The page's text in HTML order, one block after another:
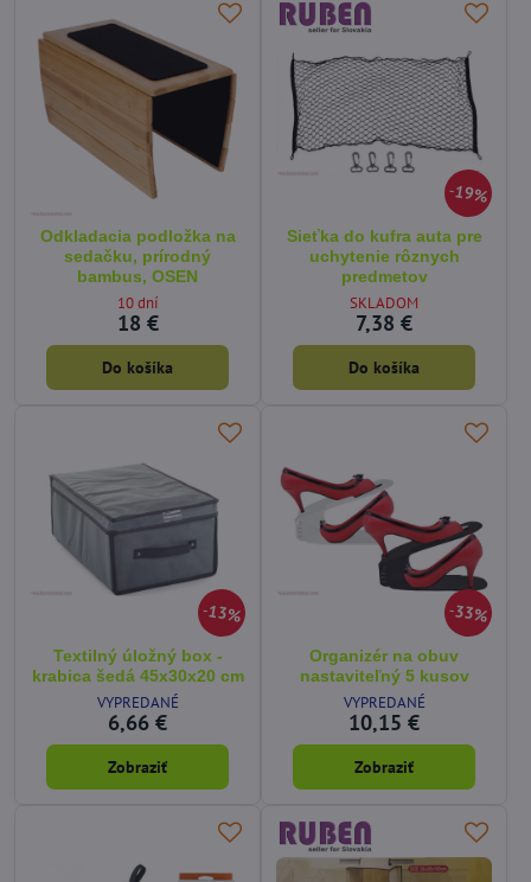
Odkladacia podložka na
sedačku, prírodný
bambus, OSEN
10 dní
18 €
Do košíka
19%
Sieťka do kufra auta pre
uchytenie rôznych
predmetov
SKLADOM
7,38 €
Do košíka
13%
Textilný úložný box -
krabica šedá 45x30x20 cm
VYPREDANÉ
6,66 €
Zobraziť
33%
Organizér na obuv
nastaviteľný 5 kusov
VYPREDANÉ
10,15 €
Zobraziť